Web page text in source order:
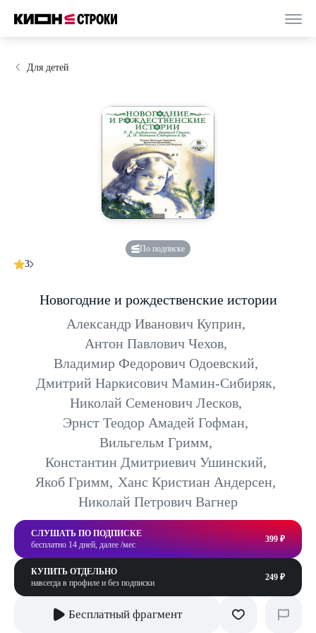
Для детей
По подписке
3
Новогодние и рождественские истории
Александр Иванович Куприн,
Антон Павлович Чехов,
Владимир Федорович Одоевский,
Дмитрий Наркисович Мамин-Сибиряк,
Николай Семенович Лесков,
Эрнст Теодор Амадей Гофман,
Вильгельм Гримм,
Константин Дмитриевич Ушинский,
Якоб Гримм, Ханс Кристиан Андерсен,
Николай Петрович Вагнер
СЛУШАТЬ ПО ПОДПИСКЕ
бесплатно 14 дней, далее /мес
399 ₽
КУПИТЬ ОТДЕЛЬНО
навсегда в профиле и без подписки
249 ₽
Бесплатный фрагмент